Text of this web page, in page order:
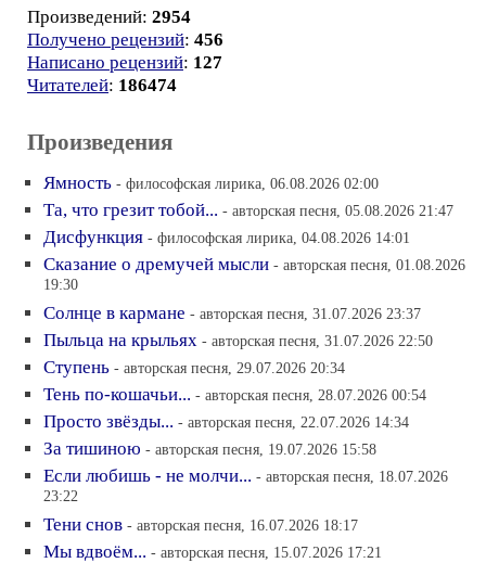
Произведений: 2954
Получено рецензий: 456
Написано рецензий: 127
Читателей: 186474
Произведения
Ямность - философская лирика, 06.08.2026 02:00
Та, что грезит тобой... - авторская песня, 05.08.2026 21:47
Дисфункция - философская лирика, 04.08.2026 14:01
Сказание о дремучей мысли - авторская песня, 01.08.2026
19:30
Солнце в кармане - авторская песня, 31.07.2026 23:37
Пыльца на крыльях - авторская песня, 31.07.2026 22:50
Ступень - авторская песня, 29.07.2026 20:34
Тень по-кошачьи... - авторская песня, 28.07.2026 00:54
Просто звёзды... - авторская песня, 22.07.2026 14:34
За тишиною - авторская песня, 19.07.2026 15:58
Если любишь - не молчи... - авторская песня, 18.07.2026
23:22
Тени снов - авторская песня, 16.07.2026 18:17
Мы вдвоём... - авторская песня, 15.07.2026 17:21